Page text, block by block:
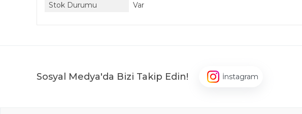
Stok Durumu
Var
Sosyal Medya'da Bizi Takip Edin! İnstagram